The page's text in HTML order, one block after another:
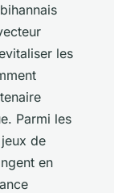
les
Parmi les
de
en